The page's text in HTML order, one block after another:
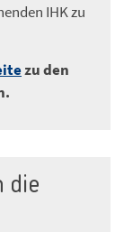
IHK zu
zu den
die